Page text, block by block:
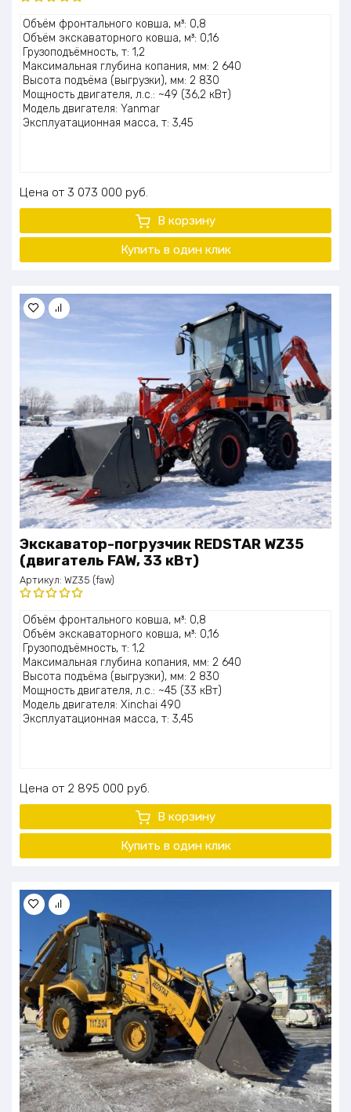
Оценка
5.00 из 5
Объём фронтального ковша, м³: 0,8
Объём экскаваторного ковша, м³: 0,16
Грузоподъёмность, т: 1,2
Максимальная глубина копания, мм: 2 640
Высота подъёма (выгрузки), мм: 2 830
Мощность двигателя, л.с.: ~49 (36,2 кВт)
Модель двигателя: Yanmar
Эксплуатационная масса, т: 3,45
Цена 3 073 000 руб.
В корзину
Купить в один клик
Экскаватор-погрузчик REDSTAR WZ35
(двигатель FAW, 33 кВт)
Артикул: WZ35 (faw)
Оценка
5.00из 5
Объём фронтального ковша, м³: 0,8
Объём экскаваторного ковша, м³: 0,16
Грузоподъёмность, т: 1,2
Максимальная глубина копания, мм: 2 640
Высота подъёма (выгрузки), мм: 2 830
Мощность двигателя, л.с.: ~45 (33 кВт)
Модель двигателя: Xinchai 490
Эксплуатационная масса, т: 3,45
Цена 2 895 000 руб.
В корзину
Купить в один клик